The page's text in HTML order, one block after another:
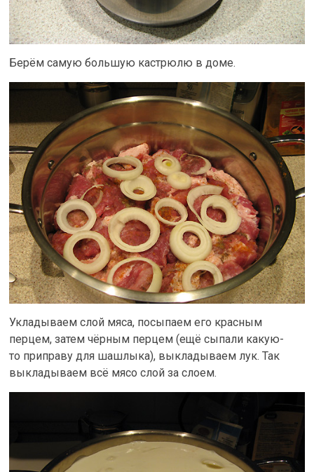
Берём самую большую кастрюлю в доме.
Укладываем слой мяса, посыпаем его красным
перцем, затем чёрным перцем (ещё сыпали какую-
то приправу для шашлыка), выкладываем лук. Так
выкладываем всё мясо слой за слоем.